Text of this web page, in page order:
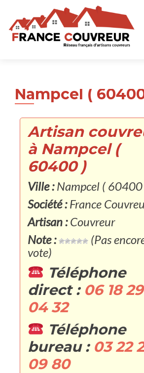
Nampcel (
Artisan
à Nampcel (
60400 )
Ville :Nampcel ( 60400
Société :France
Artisan :Couvreur
Note :
(Pas
vote)
Téléphone
direct : 06 18 29
04 32
Téléphone
bureau : 03 22
09 80